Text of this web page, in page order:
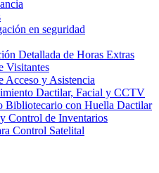
en seguridad
Detallada de Horas Extras
Visitantes
Acceso y Asistencia
Dactilar, Facial y CCTV
Bibliotecario con Huella Dactilar
Control de Inventarios
Control Satelital